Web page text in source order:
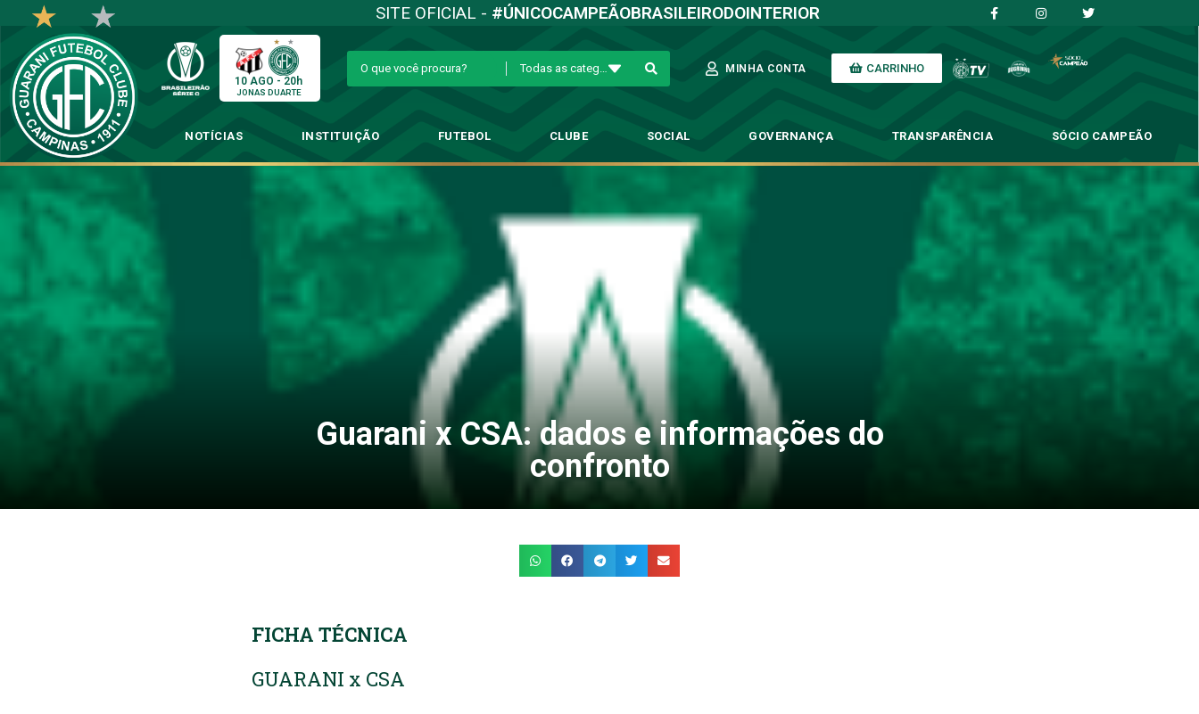
SITE OFICIAL - #ÚNICOCAMPEÃOBRASILEIRODOINTERIOR
10 AGO - 20h
JONAS DUARTE
MINHA CONTA CARRINHO
NOTÍCIAS INSTITUIÇÃO FUTEBOL CLUBE SOCIAL GOVERNANÇA TRANSPARÊNCIA SÓCIO CAMPEÃO
Guarani x CSA: dados e informações do confronto
Destaque → Guarani x CSA: dados e informações do confronto
Guarani x CSA: dados e informações do
confronto
FICHA TÉCNICA
GUARANI x CSA